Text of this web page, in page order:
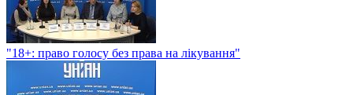
"18+: право голосу без права на лікування"